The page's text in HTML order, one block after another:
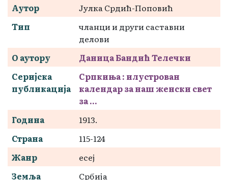
Аутор
Јулка Срдић-Поповић
Тип
чланци и други саставни
делови
О аутору
Даница Бандић Телечки
Серијска
публикација
Српкиња : илустрован
календар за наш женски свет
за ...
Година
1913.
Страна
115-124
Жанр
есеј
Земља
Србија